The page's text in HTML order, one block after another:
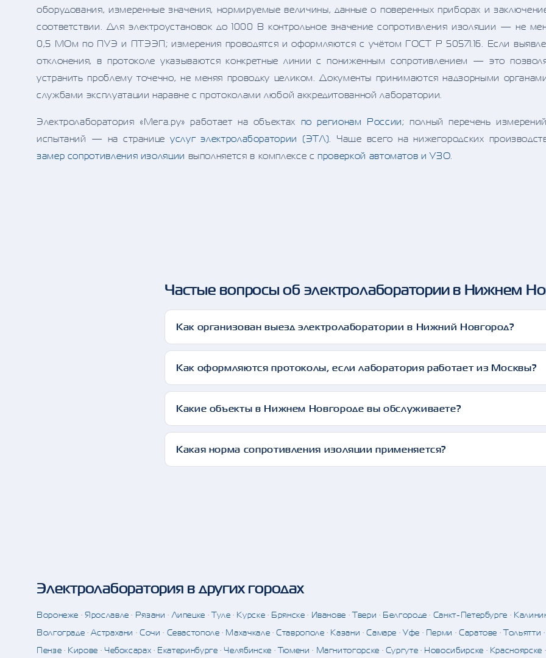
оборудования, измеренные значения, нормируемые величины, данные о поверенных приборах и
соответствии. Для электроустановок до 1000 В контрольное значение сопротивления изоляции — не
0,5 МОм по ПУЭ и ПТЭЭП; измерения проводятся и оформляются с учётом ГОСТ Р 50571.16. Если
отклонения, в протоколе указываются конкретные линии с пониженным сопротивлением — это
устранить проблему точечно, не меняя проводку целиком. Документы принимаются надзорными
службами эксплуатации наравне с протоколами любой аккредитованной лаборатории.
Электролаборатория «Мега.ру» работает на объектах по регионам России; полный перечень
испытаний — на страницеуслуг электролаборатории (ЭТЛ). Чаще всего на нижегородских
замер сопротивления изоляции выполняется в комплексе спроверкой автоматов и УЗО.
Частые вопросы об электролаборатории в Нижнем
Как организован выезд электролаборатории в Нижний Новгород?
Как оформляются протоколы, если лаборатория работает из Москвы?
Какие объекты в Нижнем Новгороде вы обслуживаете?
Какая норма сопротивления изоляции применяется?
Электролаборатория в других городах
Воронеже ·Ярославле· Рязани ·Липецке ·Туле· Курске· Брянске· Иванове ·Твери · Белгороде· Санкт-Петербурге ·
Волгограде·Астрахани ·Сочи · Севастополе· Махачкале·Ставрополе· Казани ·Самаре ·Уфе · Перми ·Саратове ·Тольятти ·
Пензе· Кирове ·Чебоксарах· Екатеринбурге·Челябинске ·Тюмени · Магнитогорске ·Сургуте· Новосибирске · Красноярске ·